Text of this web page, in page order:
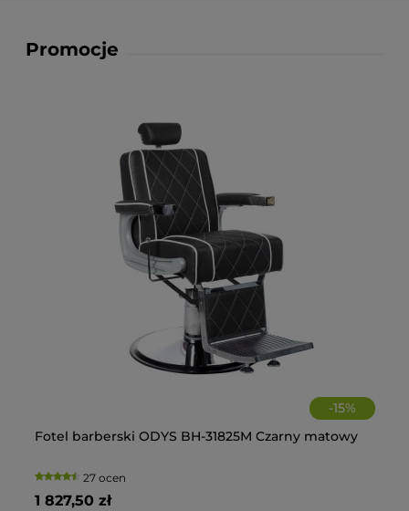
Promocje
-15%
Fotel barberski ODYS BH-31825M Czarny matowy
27 ocen
1 827,50 zł